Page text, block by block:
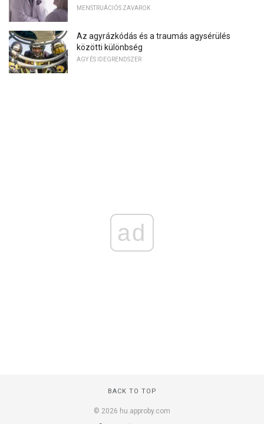
MENSTRUÁCIÓS ZAVAROK
Az agyrázkódás és a traumás agysérülés
közötti különbség
AGY ÉS IDEGRENDSZER
ad
BACK TO TOP
© 2026 hu.approby.com